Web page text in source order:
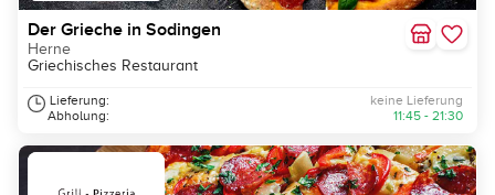
Der Grieche in Sodingen
Herne
Griechisches Restaurant
Lieferung:
Abholung:
keine Lieferung
11:45 - 21:30